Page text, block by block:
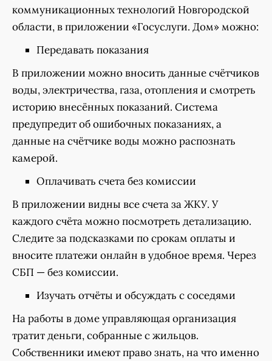
коммуникационных технологий Новгородской
области, в приложении «Госуслуги. Дом» можно:
Передавать показания
В приложении можно вносить данные счётчиков
воды, электричества, газа, отопления и смотреть
историю внесённых показаний. Система
предупредит об ошибочных показаниях, а
данные на счётчике воды можно распознать
камерой.
Оплачивать счета без комиссии
В приложении видны все счета за ЖКУ. У
каждого счёта можно посмотреть детализацию.
Следите за подсказками по срокам оплаты и
вносите платежи онлайн в удобное время. Через
СБП — без комиссии.
Изучать отчёты и обсуждать с соседями
На работы в доме управляющая организация
тратит деньги, собранные с жильцов.
Собственники имеют право знать, на что именно